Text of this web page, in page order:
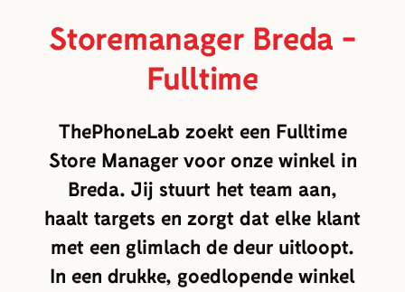
Storemanager Breda -
Fulltime
ThePhoneLab zoekt een Fulltime
Store Manager voor onze winkel in
Breda. Jij stuurt het team aan,
haalt targets en zorgt dat elke klant
met een glimlach de deur uitloopt.
In een drukke, goedlopende winkel